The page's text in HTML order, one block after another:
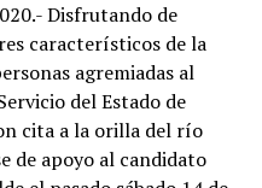
Disfrutando de
característicos de la
agremiadas al
del Estado de
cita a la orilla del río
de apoyo al candidato